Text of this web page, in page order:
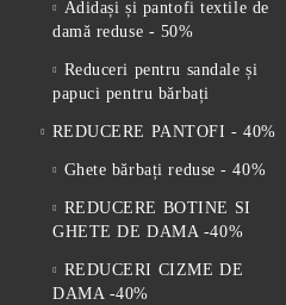
Adidași și pantofi textile de
damă reduse - 50%
Reduceri pentru sandale și
papuci pentru bărbați
REDUCERE PANTOFI - 40%
Ghete bărbați reduse - 40%
REDUCERE BOTINE SI
GHETE DE DAMA -40%
REDUCERI CIZME DE
DAMA -40%